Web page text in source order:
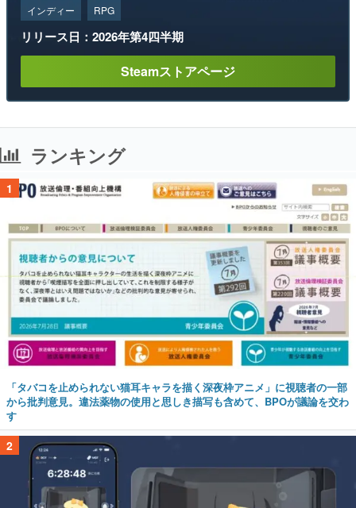
インディー RPG
リリース日：2026年第4四半期
Steamストアページ
ランキング
1
「タバコを止められない猫耳キャラを描く深夜枠アニメ」に視聴者の一部
から批判意見。違法薬物の使用と思しき描写も含めて、BPOが議論を交わ
す
2